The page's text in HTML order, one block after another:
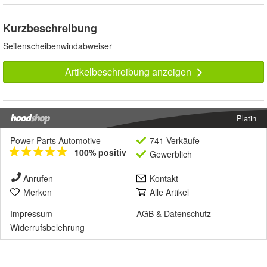
Kurzbeschreibung
Seitenscheibenwindabweiser
Artikelbeschreibung anzeigen
Platin
Power Parts Automotive
100% positiv
741 Verkäufe
Gewerblich
Anrufen
Kontakt
Merken
Alle Artikel
Impressum
AGB & Datenschutz
Widerrufsbelehrung